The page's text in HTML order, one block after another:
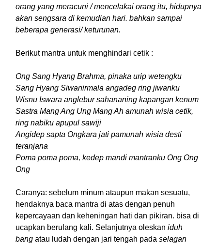
orang yang meracuni / mencelakai orang itu, hidupnya
akan sengsara di kemudian hari. bahkan sampai
beberapa generasi/ keturunan.
Berikut mantra untuk menghindari cetik :
Ong Sang Hyang Brahma, pinaka urip wetengku
Sang Hyang Siwanirmala angadeg ring jiwanku
Wisnu Iswara anglebur sahananing kapangan kenum
Sastra Mang Ang Ung Mang Ah amunah wisia cetik,
ring nabiku apupul sawiji
Angidep sapta Ongkara jati pamunah wisia desti
teranjana
Poma poma poma, kedep mandi mantranku Ong Ong
Ong
Caranya: sebelum minum ataupun makan sesuatu,
hendaknya baca mantra di atas dengan penuh
kepercayaan dan keheningan hati dan pikiran. bisa di
ucapkan berulang kali. Selanjutnya oleskan iduh
bang atau ludah dengan jari tengah pada selagan